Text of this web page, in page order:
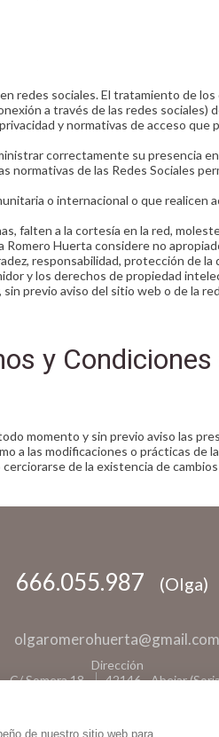
de nuestro sitio web para
redes sociales. El tratamiento de
a través de las redes
y normativas de acceso
correctamente su presencia
normativas de las Redes Sociales
o internacional o que
falten a la cortesía en la red,
Huerta considere no
responsabilidad, protección de
y los derechos de propiedad
previo aviso del sitio web o de la
y
momento y sin previo aviso las
a las modificaciones o prácticas
de la existencia de
666.055.987 (Olga)
olgaromerohuerta@gmail.com
Dirección
C/ Somera 18
42146-Abejar